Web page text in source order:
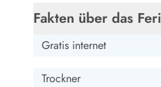
Das Ferienhaus liegt in
Familien/6 Personen.
Fakten über das
Gratis internet
Trockner